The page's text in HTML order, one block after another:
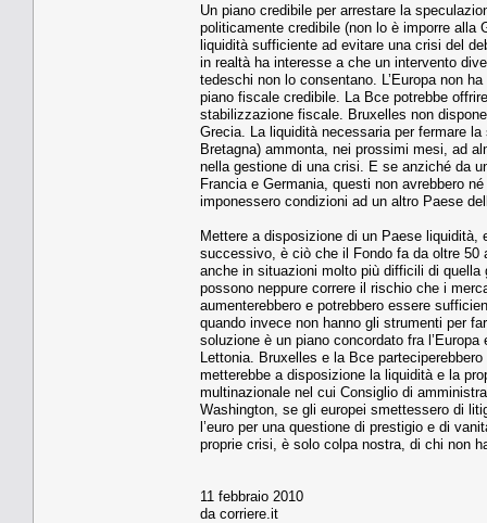
Un piano credibile per arrestare la
politicamente credibile (non lo è imporre alla
liquidità sufficiente ad evitare una crisi del
in realtà ha interesse a che un intervento
tedeschi non lo consentano. L’Europa non
piano fiscale credibile. La Bce potrebbe
stabilizzazione fiscale. Bruxelles non
Grecia. La liquidità necessaria per fermare
Bretagna) ammonta, nei prossimi mesi, ad
nella gestione di una crisi. E se anziché da
Francia e Germania, questi non avrebbero
imponessero condizioni ad un altro Paese
Mettere a disposizione di un Paese liquidità,
successivo, è ciò che il Fondo fa da oltre 50
anche in situazioni molto più difficili di quella
possono neppure correre il rischio che i
aumenterebbero e potrebbero essere
quando invece non hanno gli strumenti per
soluzione è un piano concordato fra
Lettonia. Bruxelles e la Bce
metterebbe a disposizione la liquidità e la
multinazionale nel cui Consiglio di
Washington, se gli europei smettessero di
l’euro per una questione di prestigio e di
proprie crisi, è solo colpa nostra, di chi non
11 febbraio 2010
da corriere.it